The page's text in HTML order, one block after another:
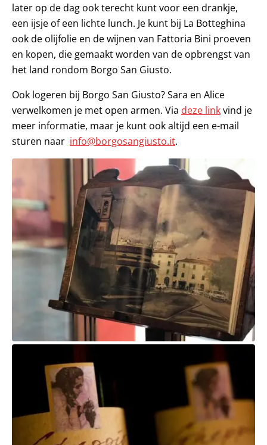
later op de dag ook terecht kunt voor een drankje,
een ijsje of een lichte lunch. Je kunt bij La Botteghina
ook de olijfolie en de wijnen van Fattoria Bini proeven
en kopen, die gemaakt worden van de opbrengst van
het land rondom Borgo San Giusto.
Ook logeren bij Borgo San Giusto? Sara en Alice
verwelkomen je met open armen. Via deze linkvind je
meer informatie, maar je kunt ook altijd een e-mail
sturen naar info@borgosangiusto.it.